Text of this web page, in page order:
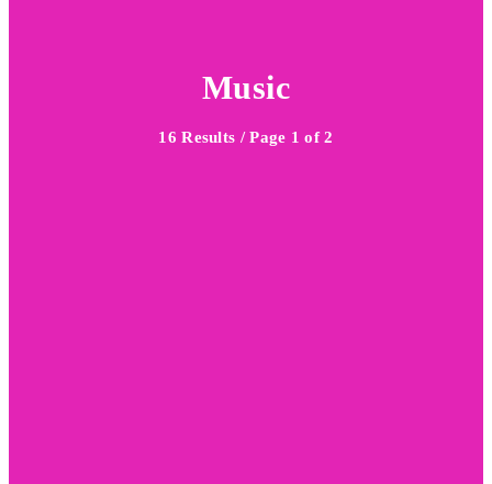
Music
16 Results / Page 1 of 2